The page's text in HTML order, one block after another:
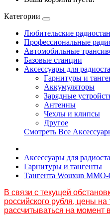
Категории
Любительские
Профессиональные
Автомобильные
Базовые станции
Аксессуары для
Гарнитуры и
Аккумуляторы
Зарядные
Антенны
Чехлы и клипсы
Другое
Смотреть Все
Аксессуары для
Гарнитуры и тангенты
Тангента Wouxun MMO-
В связи с текущей
российского рубля, цены на
рассчитываться на момент